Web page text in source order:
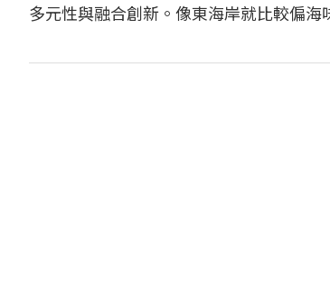
多元性與融合創新。像東海岸就比較偏海